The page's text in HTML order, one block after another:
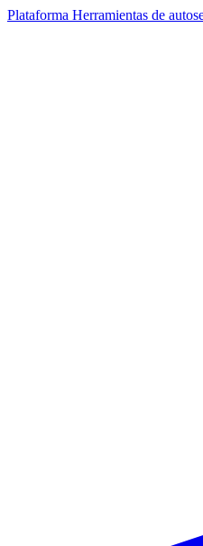
Plataforma Herramientas de